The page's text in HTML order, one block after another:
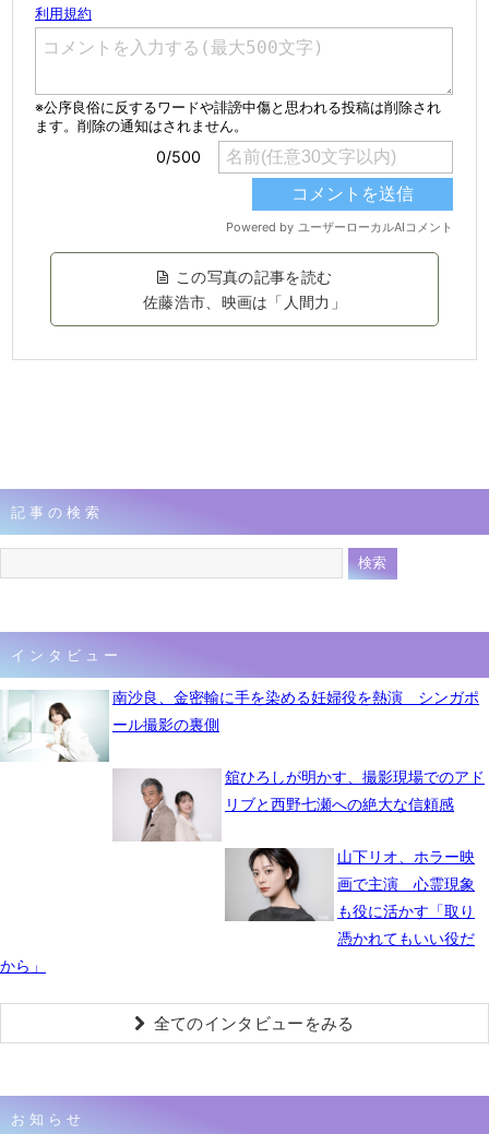
この写真の記事を読む
佐藤浩市、映画は「人間力」
記事の検索
インタビュー
南沙良、金密輸に手を染める妊婦役を熱演 シンガポ
ール撮影の裏側
舘ひろしが明かす、撮影現場でのアド
リブと西野七瀬への絶大な信頼感
山下リオ、ホラー映
画で主演 心霊現象
も役に活かす「取り
憑かれてもいい役だ
から」
全てのインタビューをみる
お知らせ